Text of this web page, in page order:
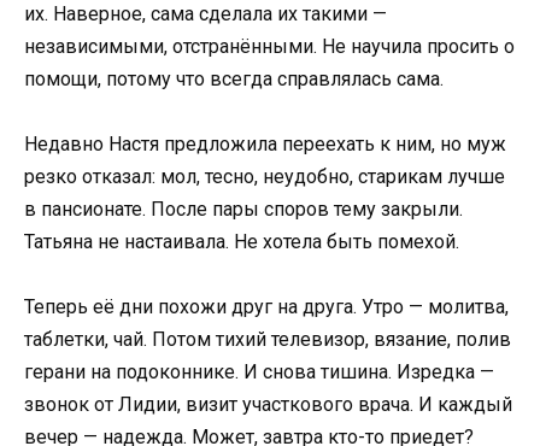
их. Наверное, сама сделала их такими —
независимыми, отстранёнными. Не научила просить о
помощи, потому что всегда справлялась сама.
Недавно Настя предложила переехать к ним, но муж
резко отказал: мол, тесно, неудобно, старикам лучше
в пансионате. После пары споров тему закрыли.
Татьяна не настаивала. Не хотела быть помехой.
Теперь её дни похожи друг на друга. Утро — молитва,
таблетки, чай. Потом тихий телевизор, вязание, полив
герани на подоконнике. И снова тишина. Изредка —
звонок от Лидии, визит участкового врача. И каждый
вечер — надежда. Может, завтра кто-то приедет?